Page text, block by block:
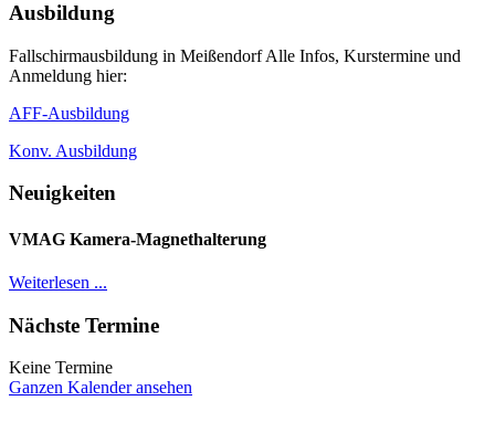
Ausbildung
Fallschirmausbildung in Meißendorf Alle Infos, Kurstermine und
Anmeldung hier:
AFF-Ausbildung
Konv. Ausbildung
Neuigkeiten
VMAG Kamera-Magnethalterung
Weiterlesen ...
Nächste Termine
Keine Termine
Ganzen Kalender ansehen